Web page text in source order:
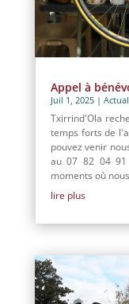
Appel à
Juil 1, 2025|
Txirrind'Ola
temps forts de
pouvez venir
au 07 82 04 91
moments où
lire plus